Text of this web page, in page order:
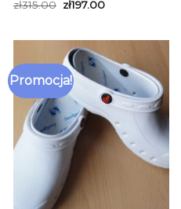
zł315.00 zł197.00
Promocja!